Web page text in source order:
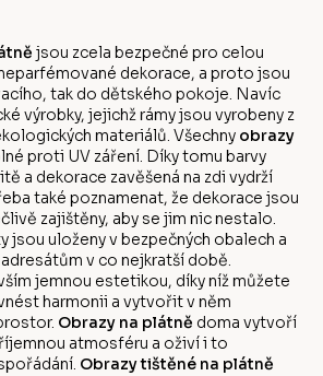
jsou zcela bezpečné pro celou
dekorace, a proto jsou
tak do dětského pokoje. Navíc
výrobky, jejichž rámy jsou vyrobeny z
materiálů. Všechny obrazy
proti UV záření. Díky tomu barvy
a dekorace zavěšená na zdi vydrží
také poznamenat, že dekorace jsou
zajištěny, aby se jim nic nestalo.
jsou uloženy v bezpečných obalech a
v co nejkratší době.
jemnou estetikou, díky níž můžete
harmonii a vytvořit v něm
Obrazy na plátně doma vytvoří
atmosféru a oživí i to
Obrazy tištěné na plátně